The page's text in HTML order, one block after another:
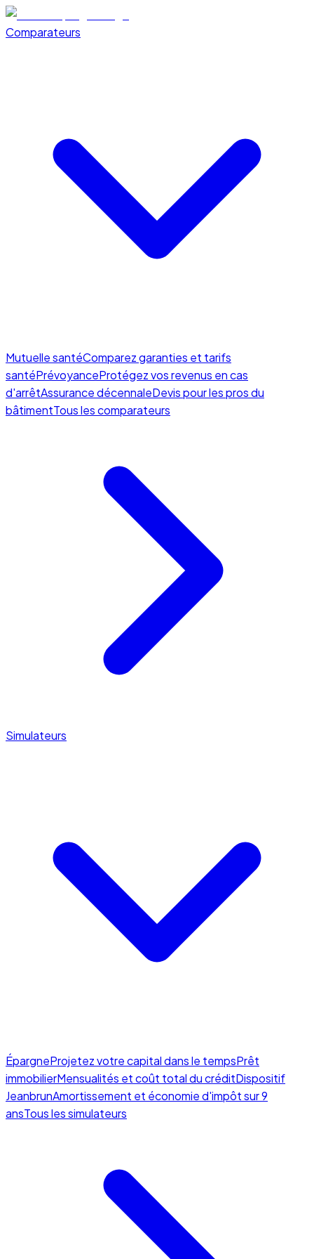
Comparateurs
Mutuelle santéComparez garanties et tarifs
santéPrévoyanceProtégez vos revenus en cas
d'arrêtAssurance décennaleDevis pour les pros du
bâtimentTous les comparateurs
Simulateurs
ÉpargneProjetez votre capital dans le tempsPrêt
immobilierMensualités et coût total du créditDispositif
JeanbrunAmortissement et économie d'impôt sur 9
ansTous les simulateurs